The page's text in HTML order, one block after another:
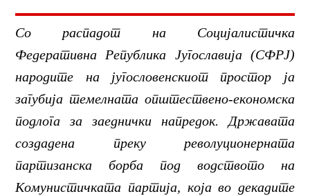
Со распадот на Социјалистичка
Федеративна Република Југославија (СФРЈ)
народите на југословенскиот простор ја
загубија темелната општествено-економска
подлога за заеднички напредок. Државата
создадена преку револуционерната
партизанска борба под водството на
Комунистичката партија, која во декадите